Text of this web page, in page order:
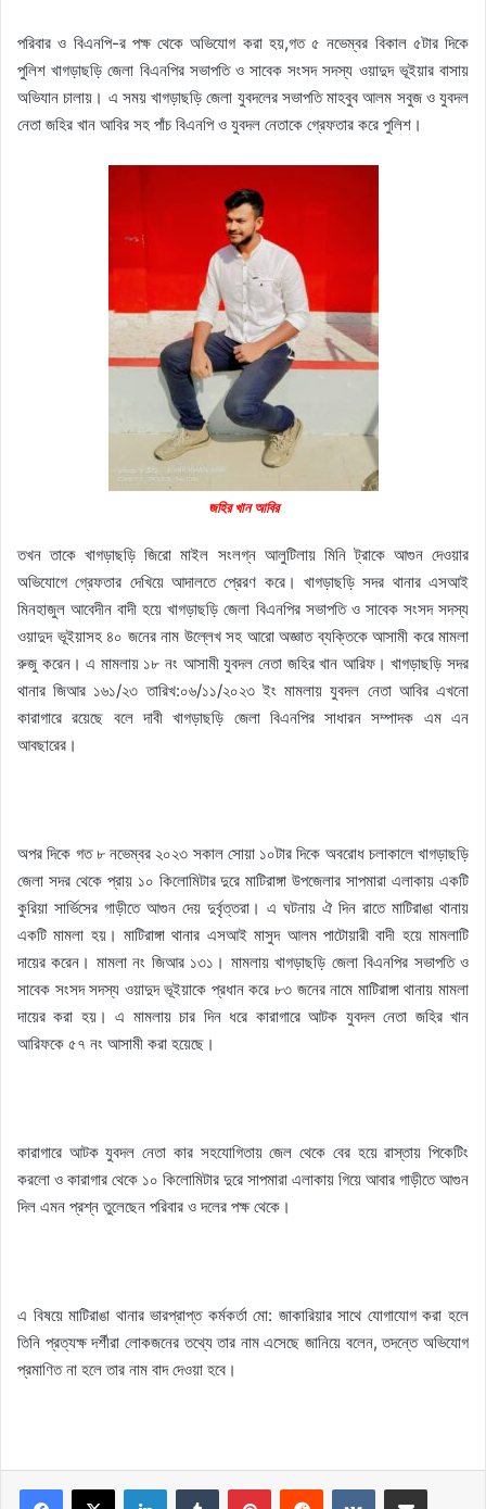
পরিবার ও বিএনপি-র পক্ষ থেকে অভিযোগ করা হয়,গত ৫ নভেম্বর বিকাল ৫টার দিকে
পুলিশ খাগড়াছড়ি জেলা বিএনপির সভাপতি ও সাবেক সংসদ সদস্য ওয়াদুদ ভূইয়ার বাসায়
অভিযান চালায়। এ সময় খাগড়াছড়ি জেলা যুবদলের সভাপতি মাহবুব আলম সবুজ ও যুবদল
নেতা জহির খান আবির সহ পাঁচ বিএনপি ও যুবদল নেতাকে গ্রেফতার করে পুলিশ।
জহির খান আবির
তখন তাকে খাগড়াছড়ি জিরো মাইল সংলগ্ন আলুটিলায় মিনি ট্রাকে আগুন দেওয়ার
অভিযোগে গ্রেফতার দেখিয়ে আদালতে প্রেরণ করে। খাগড়াছড়ি সদর থানার এসআই
মিনহাজুল আবেদীন বাদী হয়ে খাগড়াছড়ি জেলা বিএনপির সভাপতি ও সাবেক সংসদ সদস্য
ওয়াদুদ ভূইয়াসহ ৪০ জনের নাম উল্লেখ সহ আরো অজ্ঞাত ব্যক্তিকে আসামী করে মামলা
রুজু করেন। এ মামলায় ১৮ নং আসামী যুবদল নেতা জহির খান আরিফ। খাগড়াছড়ি সদর
থানার জিআর ১৬১/২৩ তারিখ:০৬/১১/২০২৩ ইং মামলায় যুবদল নেতা আবির এখনো
কারাগারে রয়েছে বলে দাবী খাগড়াছড়ি জেলা বিএনপির সাধারন সম্পাদক এম এন
আবছারের।
অপর দিকে গত ৮ নভেম্বর ২০২৩ সকাল সোয়া ১০টার দিকে অবরোধ চলাকালে খাগড়াছড়ি
জেলা সদর থেকে প্রায় ১০ কিলোমিটার দুরে মাটিরাঙ্গা উপজেলার সাপমারা এলাকায় একটি
কুরিয়া সার্ভিসের গাড়ীতে আগুন দেয় দুর্বৃত্তরা। এ ঘটনায় ঐ দিন রাতে মাটিরাঙা থানায়
একটি মামলা হয়। মাটিরাঙ্গা থানার এসআই মাসুদ আলম পাটোয়ারী বাদী হয়ে মামলাটি
দায়ের করেন। মামলা নং জিআর ১৩১। মামলায় খাগড়াছড়ি জেলা বিএনপির সভাপতি ও
সাবেক সংসদ সদস্য ওয়াদুদ ভূইয়াকে প্রধান করে ৮৩ জনের নামে মাটিরাঙ্গা থানায় মামলা
দায়ের করা হয়। এ মামলায় চার দিন ধরে কারাগারে আটক যুবদল নেতা জহির খান
আরিফকে ৫৭ নং আসামী করা হয়েছে।
কারাগারে আটক যুবদল নেতা কার সহযোগিতায় জেল থেকে বের হয়ে রাস্তায় পিকেটিং
করলো ও কারাগার থেকে ১০ কিলোমিটার দুরে সাপমারা এলাকায় গিয়ে আবার গাড়ীতে আগুন
দিল এমন প্রশ্ন তুলেছেন পরিবার ও দলের পক্ষ থেকে।
এ বিষয়ে মাটিরাঙা থানার ভারপ্রাপ্ত কর্মকর্তা মো: জাকারিয়ার সাথে যোগাযোগ করা হলে
তিনি প্রত্যক্ষ দর্শীরা লোকজনের তথ্যে তার নাম এসেছে জানিয়ে বলেন, তদন্তে অভিযোগ
প্রমাণিত না হলে তার নাম বাদ দেওয়া হবে।
LinkedInTumblr PinterestReddit VKontakteShare via Email